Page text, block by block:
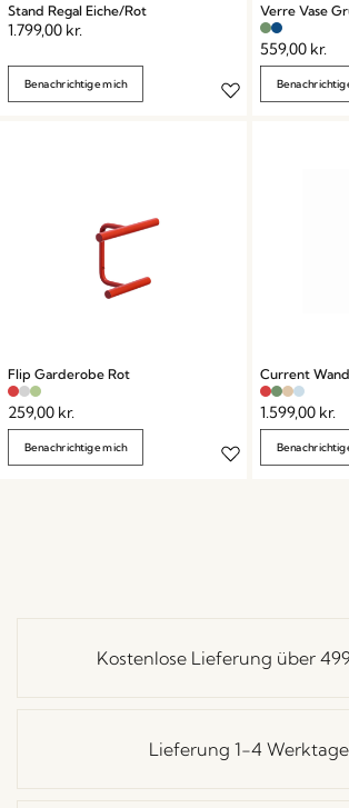
Stand Regal Eiche/Rot
1.799,00 kr.
Benachrichtige mich
Verre Vase
559,00 kr.
Flip Garderobe Rot
259,00 kr.
Benachrichtige mich
Current
1.599,00 kr.
Kostenlose Lieferung über
Lieferung 1-4 Werktage